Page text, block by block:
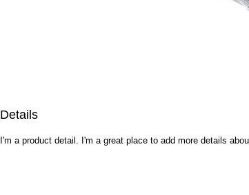
Details
I'm a product detail. I'm a great place to add more details